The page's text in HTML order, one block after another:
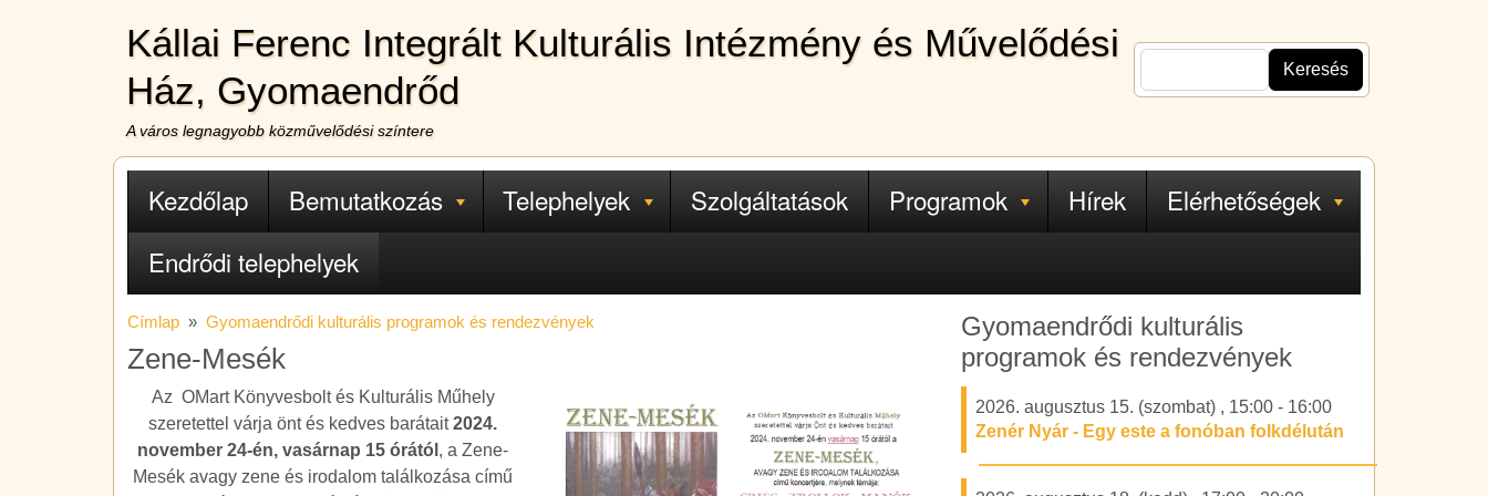
Kállai Ferenc Integrált Kulturális Intézmény és Művelődési
Ház, Gyomaendrőd
A város legnagyobb közművelődési színtere
Fő navigáció
Kezdőlap Bemutatkozás Telephelyek Szolgáltatások Programok Hírek
Elérhetőségek
Endrődi telephelyek
Címlap Gyomaendrődi kulturális programok és rendezvények
Zene-Mesék
Az OMart Könyvesbolt és Kulturális Műhely
szeretettel várja önt és kedves barátait2024.
november 24-én, vasárnap 15 órától , a Zene-
Mesék avagy zene és irodalom találkozása című
Gyomaendrődi kulturális
programok és rendezvények
2026. augusztus 15. (szombat) , 15:00 - 16:00
Zenér Nyár - Egy este a fonóban folkdélután